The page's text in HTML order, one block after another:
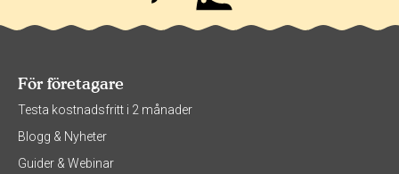
För företagare
Testa kostnadsfritt i 2 månader
Blogg & Nyheter
Guider & Webinar